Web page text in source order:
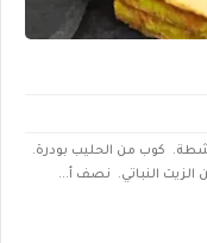
كوب من الحليب بودرة.
النباتي. نصف أ...